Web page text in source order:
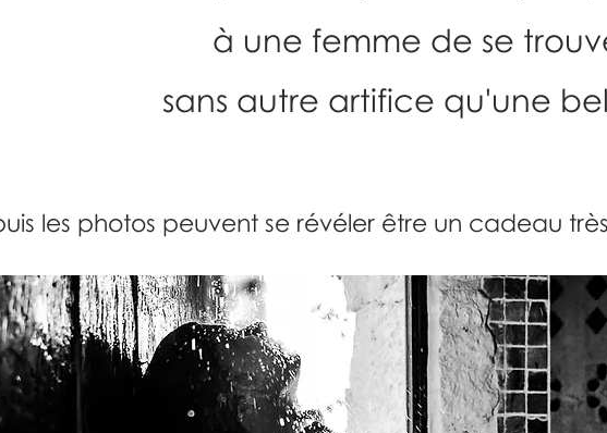
à une femme de se
sans autre artifice qu'une
les photos peuvent se révéler être un cadeau